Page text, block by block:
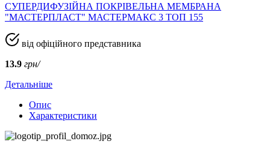
СУПЕРДИФУЗІЙНА ПОКРІВЕЛЬНА МЕМБРАНА
"МАСТЕРПЛАСТ" МАСТЕРМАКС 3 ТОП 155
від офіційного представника
13.9 грн/
Детальніше
Опис
Характеристики